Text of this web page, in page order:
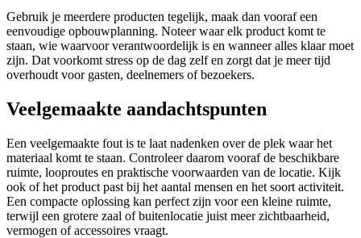
Gebruik je meerdere producten tegelijk, maak dan vooraf een
eenvoudige opbouwplanning. Noteer waar elk product komt te
staan, wie waarvoor verantwoordelijk is en wanneer alles klaar moet
zijn. Dat voorkomt stress op de dag zelf en zorgt dat je meer tijd
overhoudt voor gasten, deelnemers of bezoekers.
Veelgemaakte aandachtspunten
Een veelgemaakte fout is te laat nadenken over de plek waar het
materiaal komt te staan. Controleer daarom vooraf de beschikbare
ruimte, looproutes en praktische voorwaarden van de locatie. Kijk
ook of het product past bij het aantal mensen en het soort activiteit.
Een compacte oplossing kan perfect zijn voor een kleine ruimte,
terwijl een grotere zaal of buitenlocatie juist meer zichtbaarheid,
vermogen of accessoires vraagt.